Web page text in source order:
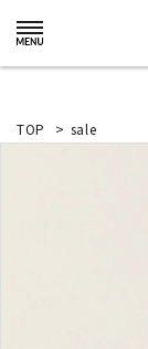
TOP > sale